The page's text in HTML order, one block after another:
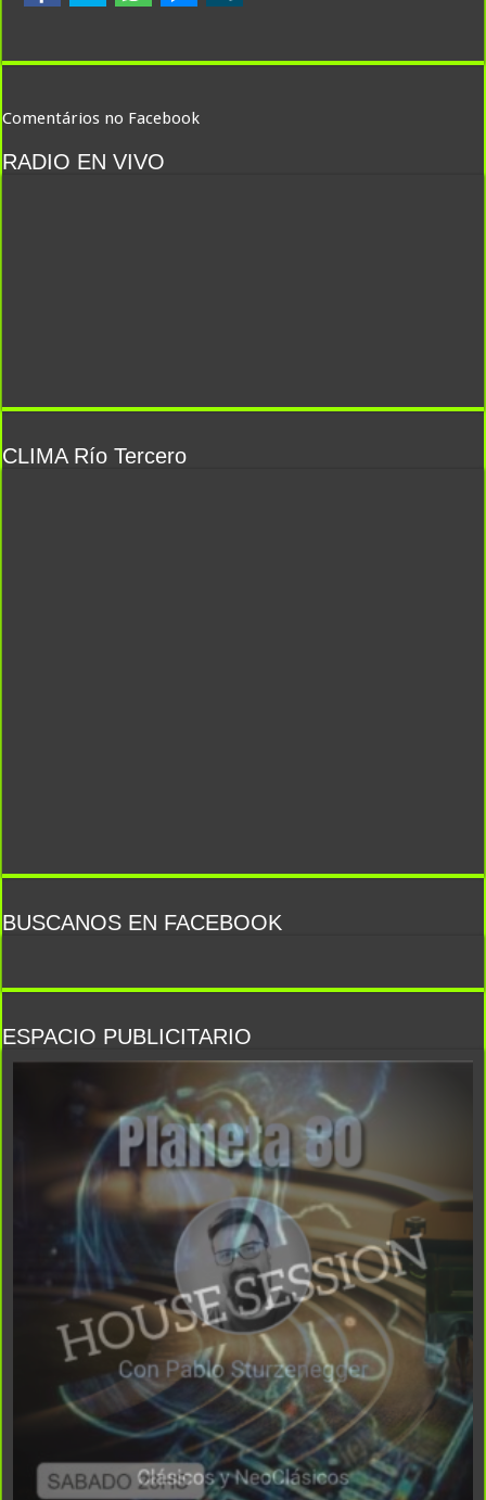
Comentários no Facebook
RADIO EN VIVO
CLIMA Río Tercero
BUSCANOS EN FACEBOOK
ESPACIO PUBLICITARIO